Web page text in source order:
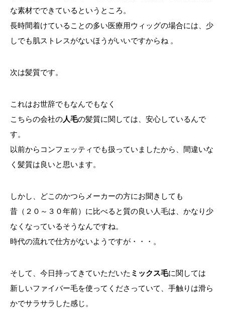
な素材でできているというところ。
長時間着けていることの多い医療用ウィッグの場合には、少
しでも肌ストレスがないほうがいいですからね 。
次は髪質です。
これはお世辞でもなんでもなく
こちらの会社の人毛の髪質に関しては、安心しているんで
す。
以前からコンフェッティでも扱っていましたから、間違いな
く髪質は良いと思います。
しかし、どこのかつらメーカーの方にお聞きしても
昔（２０～３０年前）に比べると質の良い人毛は、かなり少
なくなっているそうなんですね。
時代の流れで仕方がないようですが・・・。
そして、今日持ってきていただいた ミックス毛に関しては
新しいファイバー毛を使ってくださっていて、手触りは滑ら
かでサラサラした感じ。